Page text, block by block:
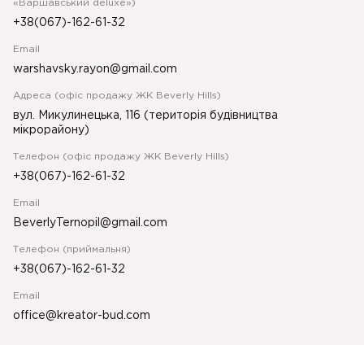
«Варшавський deluxe»)
+38(067)-162-61-32
Email
warshavsky.rayon@gmail.com
Адреса (офіс продажу ЖК Beverly Hills)
вул. Микулинецька, 116 (територія будівництва
мікрорайону)
Телефон (офіс продажу ЖК Beverly Hills)
+38(067)-162-61-32
Email
BeverlyTernopil@gmail.com
Телефон (приймальня)
+38(067)-162-61-32
Email
office@kreator-bud.com